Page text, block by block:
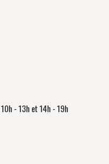
10h - 13h et 14h - 19h